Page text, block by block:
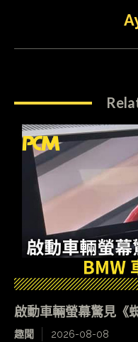
啟動車輛螢幕驚見《
趣聞 2026-08-08